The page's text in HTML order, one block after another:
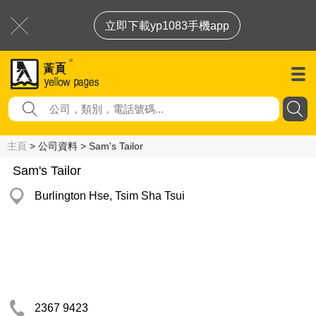
立即下載yp1083手機app
主頁 > 公司資料 > Sam's Tailor
Sam's Tailor
Burlington Hse, Tsim Sha Tsui
2367 9423